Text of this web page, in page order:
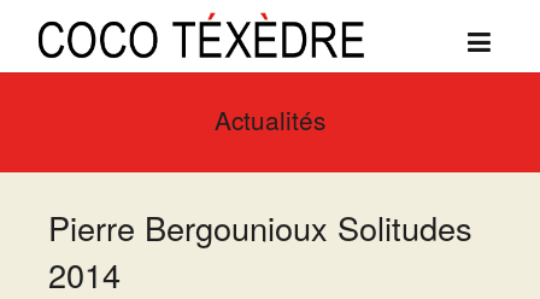
Actualités
Pierre Bergounioux Solitudes
2014